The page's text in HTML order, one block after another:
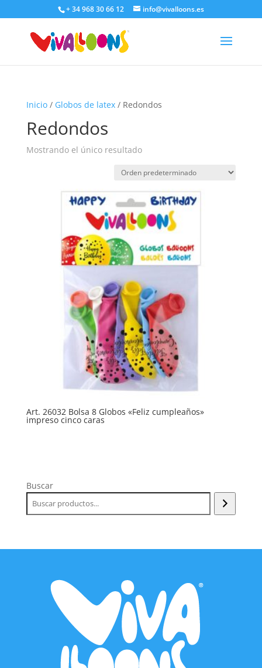
+ 34 968 30 66 12 info@vivalloons.es
Inicio/ Globos de latex/ Redondos
Redondos
Mostrando el único resultado
Art. 26032 Bolsa 8 Globos «Feliz cumpleaños»
impreso cinco caras
Buscar